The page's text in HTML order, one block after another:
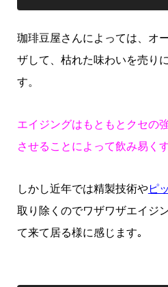
珈琲豆屋さんによっては、オ
ザして、枯れた味わいを売り
す。
エイジングはもともとクセの
させることによって飲み易く
しかし近年では精製技術やピ
取り除くのでワザワザエイジ
て来て居る様に感じます｡